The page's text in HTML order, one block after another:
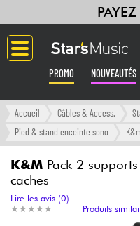
PROMO NOUVEAUTÉS
Langue
Accueil Câbles & Access.
Pied & stand enceinte sono
K&M Pack 2
caches
★ ★ ★ ★ ★
★ ★ ★ ★ ★
Lire les avis (0)
Produits